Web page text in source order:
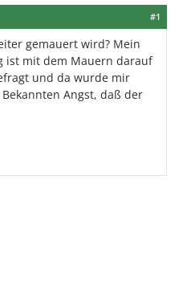
#1
gemauert wird? Mein
ist mit dem Mauern darauf
und da wurde mir
Angst, daß der